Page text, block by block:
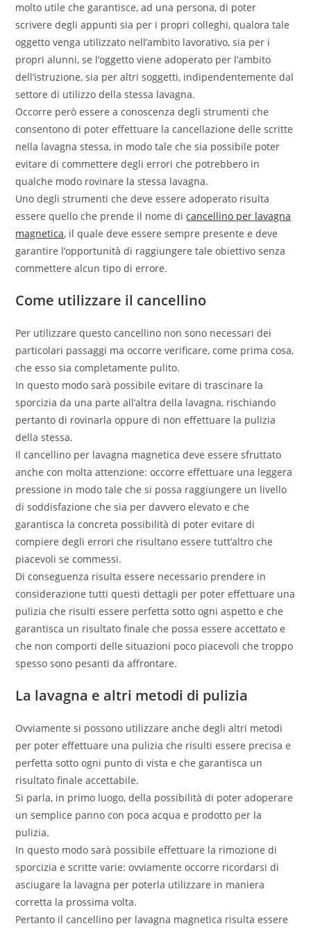
molto utile che garantisce, ad una persona, di poter
scrivere degli appunti sia per i propri colleghi, qualora tale
oggetto venga utilizzato nell’ambito lavorativo, sia per i
propri alunni, se l’oggetto viene adoperato per l’ambito
dell’istruzione, sia per altri soggetti, indipendentemente dal
settore di utilizzo della stessa lavagna.
Occorre però essere a conoscenza degli strumenti che
consentono di poter effettuare la cancellazione delle scritte
nella lavagna stessa, in modo tale che sia possibile poter
evitare di commettere degli errori che potrebbero in
qualche modo rovinare la stessa lavagna.
Uno degli strumenti che deve essere adoperato risulta
essere quello che prende il nome dicancellino per lavagna
magnetica, il quale deve essere sempre presente e deve
garantire l’opportunità di raggiungere tale obiettivo senza
commettere alcun tipo di errore.
Come utilizzare il cancellino
Per utilizzare questo cancellino non sono necessari dei
particolari passaggi ma occorre verificare, come prima cosa,
che esso sia completamente pulito.
In questo modo sarà possibile evitare di trascinare la
sporcizia da una parte all’altra della lavagna, rischiando
pertanto di rovinarla oppure di non effettuare la pulizia
della stessa.
Il cancellino per lavagna magnetica deve essere sfruttato
anche con molta attenzione: occorre effettuare una leggera
pressione in modo tale che si possa raggiungere un livello
di soddisfazione che sia per davvero elevato e che
garantisca la concreta possibilità di poter evitare di
compiere degli errori che risultano essere tutt’altro che
piacevoli se commessi.
Di conseguenza risulta essere necessario prendere in
considerazione tutti questi dettagli per poter effettuare una
pulizia che risulti essere perfetta sotto ogni aspetto e che
garantisca un risultato finale che possa essere accettato e
che non comporti delle situazioni poco piacevoli che troppo
spesso sono pesanti da affrontare.
La lavagna e altri metodi di pulizia
Ovviamente si possono utilizzare anche degli altri metodi
per poter effettuare una pulizia che risulti essere precisa e
perfetta sotto ogni punto di vista e che garantisca un
risultato finale accettabile.
Si parla, in primo luogo, della possibilità di poter adoperare
un semplice panno con poca acqua e prodotto per la
pulizia.
In questo modo sarà possibile effettuare la rimozione di
sporcizia e scritte varie: ovviamente occorre ricordarsi di
asciugare la lavagna per poterla utilizzare in maniera
corretta la prossima volta.
Pertanto il cancellino per lavagna magnetica risulta essere